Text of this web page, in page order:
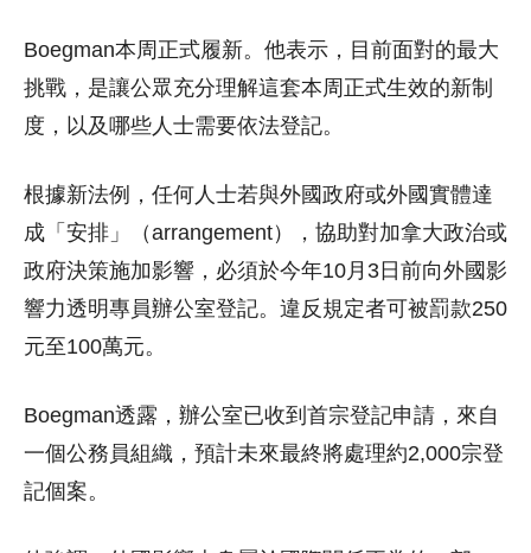
Boegman本周正式履新。他表示，目前面對的最大
挑戰，是讓公眾充分理解這套本周正式生效的新制
度，以及哪些人士需要依法登記。
根據新法例，任何人士若與外國政府或外國實體達
成「安排」（arrangement），協助對加拿大政治或
政府決策施加影響，必須於今年10月3日前向外國影
響力透明專員辦公室登記。違反規定者可被罰款250
元至100萬元。
Boegman透露，辦公室已收到首宗登記申請，來自
一個公務員組織，預計未來最終將處理約2,000宗登
記個案。